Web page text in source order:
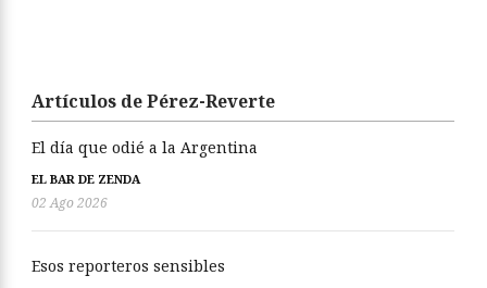
Artículos de Pérez-Reverte
El día que odié a la Argentina
EL BAR DE ZENDA
02 Ago 2026
Esos reporteros sensibles